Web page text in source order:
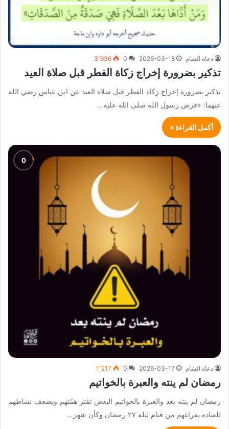
دعاة الشام 2026-03-18
0 3٬936
تذكير بضرورة إخراج زكاة الفطر قبل صلاة العيد
تذكير بضرورة إخراج زكاة الفطر قبل صلاة العيد عن ابن عباس رضي الله
عنهما: «فرض رسول الله صلى الله عليه…
أكمل القراءة »
دعاة الشام 2026-03-17
0 1٬217
رمضان لم ينته والعبرة بالخواتيم
رمضان لم ينته بعد والعبرة بالخواتيم البعض تفتر همّتهم ويضعف نشاطهم
للعبادة بفراغهم من قيام ليلة ٢٧ رمضان وكأن شهر…